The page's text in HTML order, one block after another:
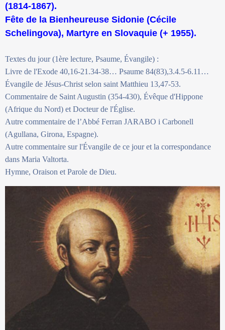
(1814-1867).
Fête de la Bienheureuse Sidonie (Cécile
Schelingova), Martyre en Slovaquie (+ 1955).
Textes du jour (1ère lecture, Psaume, Évangile) :
Livre de l'Exode 40,16-21.34-38… Psaume 84(83),3.4.5-6.11…
Évangile de Jésus-Christ selon saint Matthieu 13,47-53.
Commentaire de Saint Augustin (354-430), Évêque d'Hippone
(Afrique du Nord) et Docteur de l'Église.
Autre commentaire de l’Abbé Ferran JARABO i Carbonell
(Agullana, Girona, Espagne).
Autre commentaire sur l'Évangile de ce jour et la correspondance
dans Maria Valtorta.
Hymne, Oraison et Parole de Dieu.